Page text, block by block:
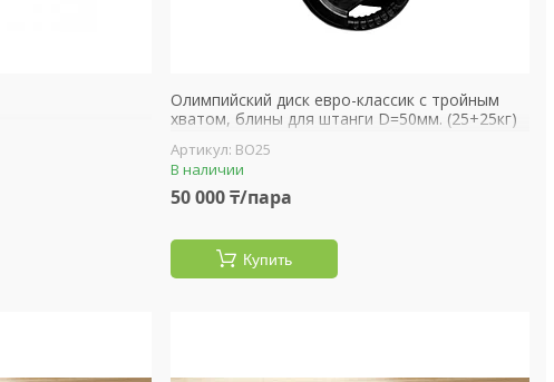
Олимпийский диск евро-классик с тройным
хватом, блины для штанги D=50мм. (25+25кг)
BO25
В наличии
50 000 ₸/пара
Купить